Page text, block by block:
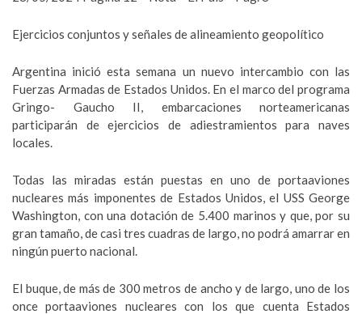
Ejercicios conjuntos y señales de alineamiento geopolítico
Argentina inició esta semana un nuevo intercambio con las
Fuerzas Armadas de Estados Unidos. En el marco del programa
Gringo- Gaucho II, embarcaciones norteamericanas
participarán de ejercicios de adiestramientos para naves
locales.
Todas las miradas están puestas en uno de portaaviones
nucleares más imponentes de Estados Unidos, el USS George
Washington, con una dotación de 5.400 marinos y que, por su
gran tamaño, de casi tres cuadras de largo, no podrá amarrar en
ningún puerto nacional.
El buque, de más de 300 metros de ancho y de largo, uno de los
once portaaviones nucleares con los que cuenta Estados